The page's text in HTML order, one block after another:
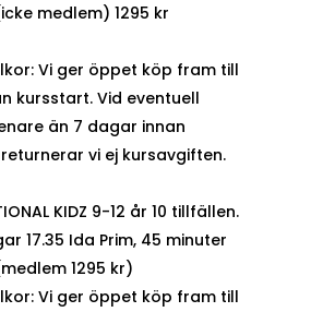
medlem) 1295 kr
Vi ger öppet köp fram till
kursstart. Vid eventuell
än 7 dagar innan
vi ej kursavgiften.
KIDZ 9-12 år 10 tillfällen.
17.35 Ida Prim, 45 minuter
1295 kr)
Vi ger öppet köp fram till